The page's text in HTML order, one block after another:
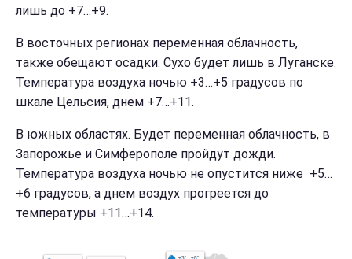
лишь до +7…+9.
В восточных регионах переменная облачность,
также обещают осадки. Сухо будет лишь в Луганске.
Температура воздуха ночью +3…+5 градусов по
шкале Цельсия, днем +7…+11.
В южных областях. Будет переменная облачность, в
Запорожье и Симферополе пройдут дожди.
Температура воздуха ночью не опустится ниже +5…
+6 градусов, а днем воздух прогреется до
температуры +11…+14.